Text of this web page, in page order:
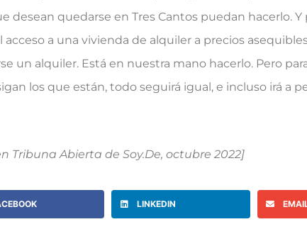
desean quedarse en Tres Cantos puedan hacerlo.
a una vivienda de alquiler a precios
un alquiler. Está en nuestra mano hacerlo. Pero
los que están, todo seguirá igual, e incluso irá a
Tribuna Abierta de Soy.De, octubre 2022]
LINKEDIN